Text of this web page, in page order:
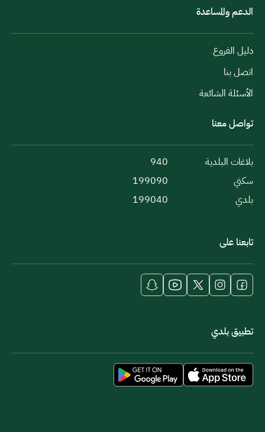
الدعم والمساعدة
دليل الفروع
اتصل بنا
الأسئلة الشائعة
تواصل معنا
بلاغات البلدية
940
سكني
199090
بلدي
199040
تابعنا على
تطبيق بلدي